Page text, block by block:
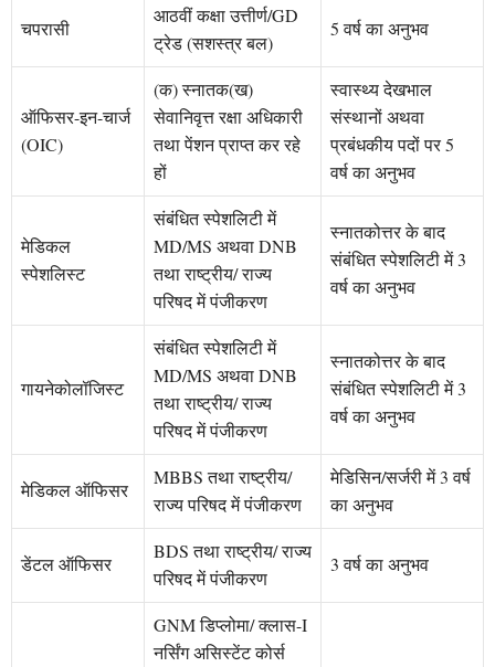
चपरासी
आठवीं कक्षा उत्तीर्ण/GD
ट्रेड (सशस्त्र बल)
5 वर्ष का अनुभव
ऑफिसर-इन-चार्ज
(OIC)
(क) स्नातक(ख)
सेवानिवृत्त रक्षा अधिकारी
तथा पेंशन प्राप्त कर रहे
हों
स्वास्थ्य देखभाल
संस्थानों अथवा
प्रबंधकीय पदों पर 5
वर्ष का अनुभव
मेडिकल
स्पेशलिस्ट
संबंधित स्पेशलिटी में
MD/MS अथवा DNB
तथा राष्ट्रीय/ राज्य
परिषद में पंजीकरण
स्नातकोत्तर के बाद
संबंधित स्पेशलिटी में 3
वर्ष का अनुभव
गायनेकोलॉजिस्ट
संबंधित स्पेशलिटी में
MD/MS अथवा DNB
तथा राष्ट्रीय/ राज्य
परिषद में पंजीकरण
स्नातकोत्तर के बाद
संबंधित स्पेशलिटी में 3
वर्ष का अनुभव
मेडिकल ऑफिसर
MBBS तथा राष्ट्रीय/
राज्य परिषद में पंजीकरण
मेडिसिन/सर्जरी में 3 वर्ष
का अनुभव
डेंटल ऑफिसर
BDS तथा राष्ट्रीय/ राज्य
परिषद में पंजीकरण
3 वर्ष का अनुभव
GNM डिप्लोमा/ क्लास-I
नर्सिंग असिस्टेंट कोर्स